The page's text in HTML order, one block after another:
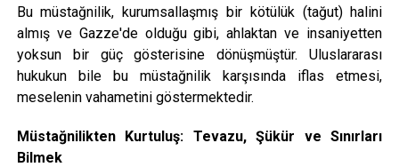
Bu müstağnilik, kurumsallaşmış bir kötülük (tağut) halini
almış ve Gazze'de olduğu gibi, ahlaktan ve insaniyetten
yoksun bir güç gösterisine dönüşmüştür. Uluslararası
hukukun bile bu müstağnilik karşısında iflas etmesi,
meselenin vahametini göstermektedir.
Müstağnilikten Kurtuluş: Tevazu, Şükür ve Sınırları
Bilmek